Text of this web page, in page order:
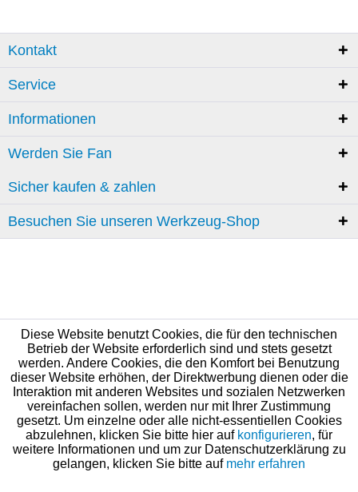
Kontakt
Service
Informationen
Werden Sie Fan
Sicher kaufen & zahlen
Besuchen Sie unseren Werkzeug-Shop
Diese Website benutzt Cookies, die für den technischen
Betrieb der Website erforderlich sind und stets gesetzt
werden. Andere Cookies, die den Komfort bei Benutzung
dieser Website erhöhen, der Direktwerbung dienen oder die
Interaktion mit anderen Websites und sozialen Netzwerken
vereinfachen sollen, werden nur mit Ihrer Zustimmung
gesetzt. Um einzelne oder alle nicht-essentiellen Cookies
abzulehnen, klicken Sie bitte hier auf konfigurieren, für
weitere Informationen und um zur Datenschutzerklärung zu
gelangen, klicken Sie bitte auf mehr erfahren